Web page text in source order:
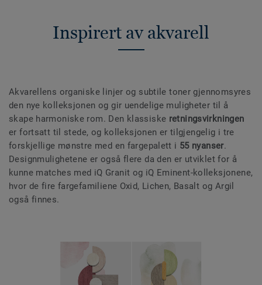
Inspirert av akvarell
Akvarellens organiske linjer og subtile toner gjennomsyres
den nye kolleksjonen og gir uendelige muligheter til å
skape harmoniske rom. Den klassiske retningsvirkningen
er fortsatt til stede, og kolleksjonen er tilgjengelig i tre
forskjellige mønstre med en fargepalett i 55 nyanser.
Designmulighetene er også flere da den er utviklet for å
kunne matches med iQ Granit og iQ Eminent-kolleksjonene,
hvor de fire fargefamiliene Oxid, Lichen, Basalt og Argil
også finnes.